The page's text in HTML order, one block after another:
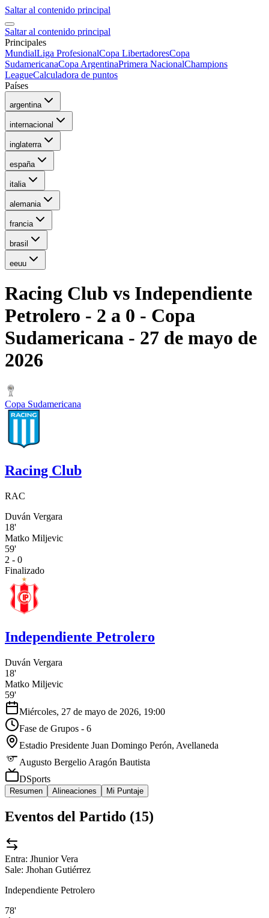
Saltar al contenido principal
Saltar al contenido principal
Principales
MundialLiga ProfesionalCopa LibertadoresCopa
SudamericanaCopa ArgentinaPrimera NacionalChampions
LeagueCalculadora de puntos
Países
argentina
internacional
inglaterra
españa
italia
alemania
francia
brasil
eeuu
Racing Club vs Independiente
Petrolero - 2 a 0 - Copa
Sudamericana - 27 de mayo de
2026
Copa Sudamericana
Racing Club
RAC
Duván Vergara
18'
Matko Miljevic
59'
2 - 0
Finalizado
Independiente Petrolero
Duván Vergara
18'
Matko Miljevic
59'
Miércoles, 27 de mayo de 2026, 19:00
Fase de Grupos - 6
Estadio Presidente Juan Domingo Perón, Avellaneda
Augusto Bergelio Aragón Bautista
DSports
Resumen Alineaciones Mi Puntaje
Eventos del Partido (15)
Entra: Jhunior Vera
Sale: Jhohan Gutiérrez
Independiente Petrolero
78'